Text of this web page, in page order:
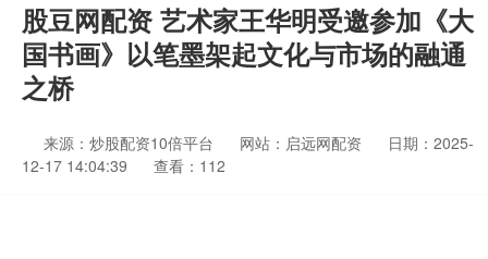
股豆网配资 艺术家王华明受邀参加《大
国书画》以笔墨架起文化与市场的融通
之桥
来源：炒股配资10倍平台 网站：启远网配资
日期：2025-
12-17 14:04:39
查看：112